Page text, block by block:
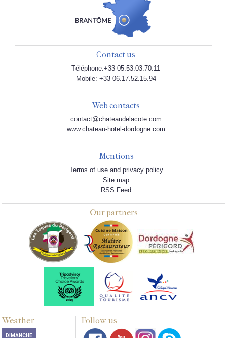
Contact us
Téléphone:+33 05.53.03.70.11
Mobile: +33 06.17.52.15.94
Web contacts
contact@chateaudelacote.com
www.chateau-hotel-dordogne.com
Mentions
Terms of use and privacy policy
Site map
RSS Feed
Our partners
Weather Follow us